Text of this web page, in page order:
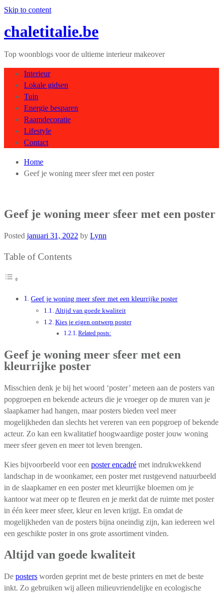
Skip to content
chaletitalie.be
Top woonblogs voor de ultieme interieur makeover
Interieur
Lokale gidsen
Tuin
Energie besparen
Raamdecoratie
Lifestyle
Contact
Home
Geef je woning meer sfeer met een poster
Geef je woning meer sfeer met een poster
Posted januari 31, 2022 by Lynn
Table of Contents
Geef je woning meer sfeer met een kleurrijke poster
Altijd van goede kwaliteit
Kies je eigen ontwerp poster
Related posts:
Geef je woning meer sfeer met een
kleurrijke poster
Misschien denk je bij het woord ‘poster’ meteen aan de posters van
popgroepen en bekende acteurs die je vroeger op de muren van je
slaapkamer had hangen, maar posters bieden veel meer
mogelijkheden dan slechts het vereren van een popgroep of bekende
acteur. Zo kan een kwalitatief hoogwaardige poster jouw woning
meer sfeer geven en meer tot leven brengen.
Kies bijvoorbeeld voor een poster encadré met indrukwekkend
landschap in de woonkamer, een poster met rustgevend natuurbeeld
in de slaapkamer en een poster met kleurrijke bloemen om je
kantoor wat meer op te fleuren en je merkt dat de ruimte met poster
in één keer meer sfeer, kleur en leven krijgt. En omdat de
mogelijkheden van de posters bijna oneindig zijn, kan iedereen wel
een geschikte poster in ons grote assortiment vinden.
Altijd van goede kwaliteit
De posters worden geprint met de beste printers en met de beste
inkt. Zo gebruiken wij alleen milieuvriendelijke en ecologische